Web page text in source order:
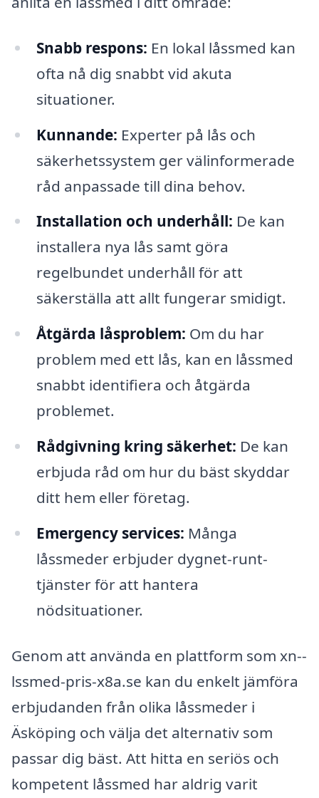
Snabb respons: En lokal låssmed kan
ofta nå dig snabbt vid akuta
situationer.
Kunnande: Experter på lås och
säkerhetssystem ger välinformerade
råd anpassade till dina behov.
Installation och underhåll: De kan
installera nya lås samt göra
regelbundet underhåll för att
säkerställa att allt fungerar smidigt.
Åtgärda låsproblem: Om du har
problem med ett lås, kan en låssmed
snabbt identifiera och åtgärda
problemet.
Rådgivning kring säkerhet: De kan
erbjuda råd om hur du bäst skyddar
ditt hem eller företag.
Emergency services: Många
låssmeder erbjuder dygnet-runt-
tjänster för att hantera
nödsituationer.
Genom att använda en plattform som xn--
lssmed-pris-x8a.se kan du enkelt jämföra
erbjudanden från olika låssmeder i
Äsköping och välja det alternativ som
passar dig bäst. Att hitta en seriös och
kompetent låssmed har aldrig varit